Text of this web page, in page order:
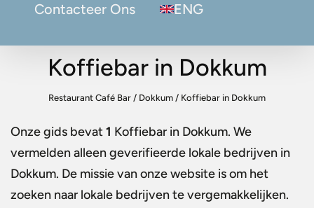
Contacteer Ons ENG
Koffiebar in Dokkum
Restaurant Café Bar / Dokkum / Koffiebar in Dokkum
Onze gids bevat1 Koffiebar in Dokkum. We
vermelden alleen geverifieerde lokale bedrijven in
Dokkum. De missie van onze website is om het
zoeken naar lokale bedrijven te vergemakkelijken.